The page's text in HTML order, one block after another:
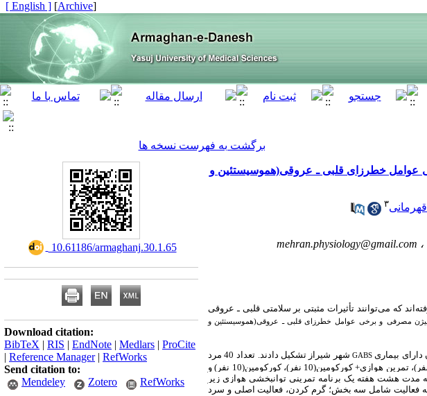
[
Archive
]
[ English ]
برگشت به فهرست نسخه ها
عوامل خطرزای قلبی ـ عروقی(هموسیستئین و
۳
mehran.physiology@gmail.com
که می‌توانند تأثیرات مثبتی بر سلامتی قلبی ـ عروقی
مصرفی و برخی عوامل خطرزای قلبی ـ عروقی(هموسیستئین و
GABSشهر شیراز تشکیل دادند.
تعداد 40 مرد
انتخاب و به طور تصادفی به چهار گروه؛ تمرین هوازی(10 نفر)، تمرین هوازی+ کورکومین(10 نفر)، کورکومین(10 نفر) و
به مدت هشت هفته یک برنامه تمرینی توانبخشی هوازی زیر
فعالیت شامل سه بخش؛ گرم کردن، فعالیت اصلی و سرد
‎ 10.61186/armaghanj.30.1.65
Download citation:
BibTeX | RIS | EndNote | Medlars | ProCite
| Reference Manager| RefWorks
Send citation to:
Mendeley
Zotero RefWorks